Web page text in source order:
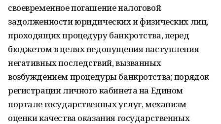
своевременное погашение налоговой
задолженности юридических и физических лиц,
проходящих процедуру банкротства, перед
бюджетом в целях недопущения наступления
негативных последствий, вызванных
возбуждением процедуры банкротства; порядок
регистрации личного кабинета на Едином
портале государственных услуг, механизм
оценки качества оказания государственных